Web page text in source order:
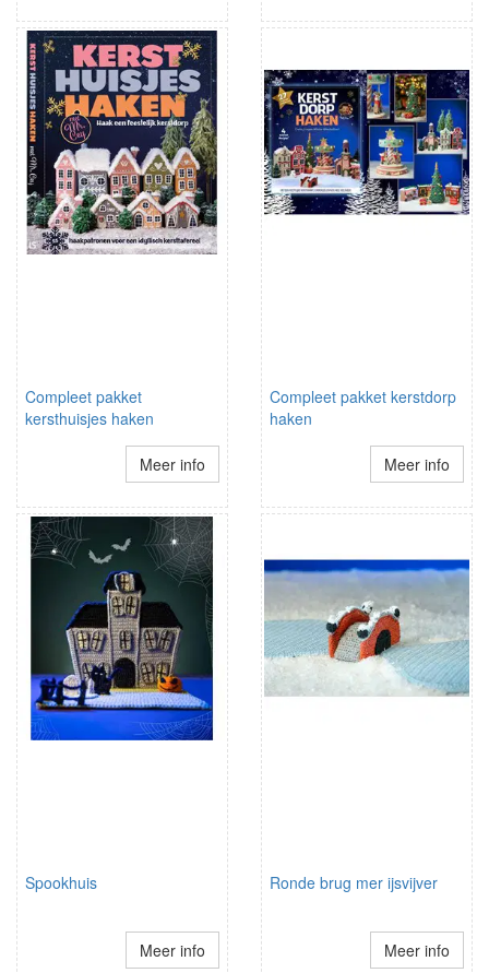
Compleet pakket
kersthuisjes haken
Meer info
Compleet pakket kerstdorp
haken
Meer info
Spookhuis
Meer info
Ronde brug mer ijsvijver
Meer info